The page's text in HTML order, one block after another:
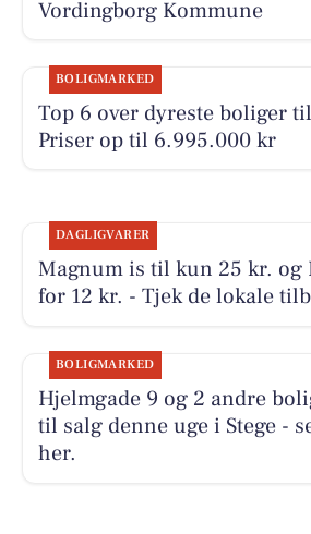
Vordingborg Kommune
BOLIGMARKED
Top 6 over dyreste boliger
Priser op til 6.995.000 kr
DAGLIGVARER
Magnum is til kun 25 kr. og
for 12 kr. - Tjek de lokale
BOLIGMARKED
Hjelmgade 9 og 2 andre
til salg denne uge i Stege -
her.